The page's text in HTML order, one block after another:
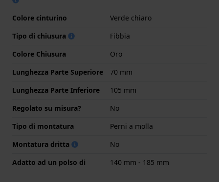
Colore cinturino
Verde chiaro
Tipo di chiusura
Fibbia
Colore Chiusura
Oro
Lunghezza Parte Superiore
70 mm
Lunghezza Parte Inferiore
105 mm
Regolato su misura?
No
Tipo di montatura
Perni a molla
Montatura dritta
No
Adatto ad un polso di
140 mm - 185 mm